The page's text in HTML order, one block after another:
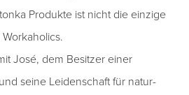
Produkte ist nicht die einzige
José, dem Besitzer einer
seine Leidenschaft für natur-